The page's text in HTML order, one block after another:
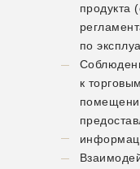
продукта
по
к